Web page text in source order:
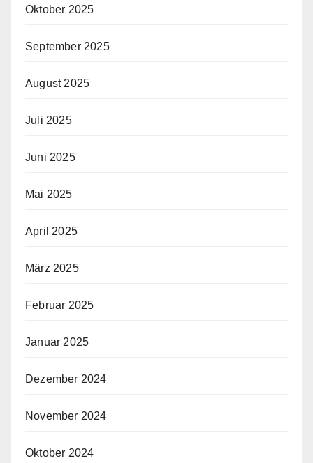
Oktober 2025
September 2025
August 2025
Juli 2025
Juni 2025
Mai 2025
April 2025
März 2025
Februar 2025
Januar 2025
Dezember 2024
November 2024
Oktober 2024